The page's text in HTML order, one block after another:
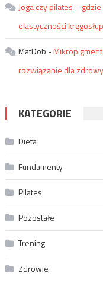
Joga czy pilates –
elastyczności
MatDob -
rozwiązanie dla
KATEGORIE
Dieta
Fundamenty
Pilates
Pozostałe
Trening
Zdrowie